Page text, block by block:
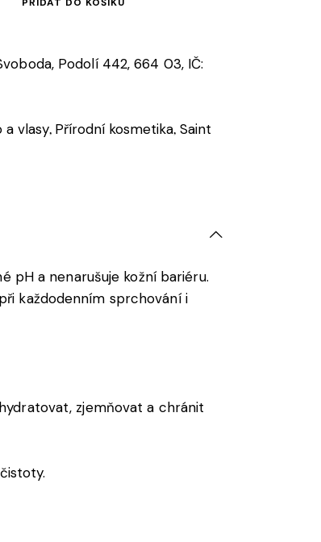
PŘIDAT DO KOŠÍKU
Podolí 442, 664 03, IČ:
a vlasy, Přírodní kosmetika, Saint
pH a nenarušuje kožní bariéru.
každodenním sprchování i
zjemňovat a chránit